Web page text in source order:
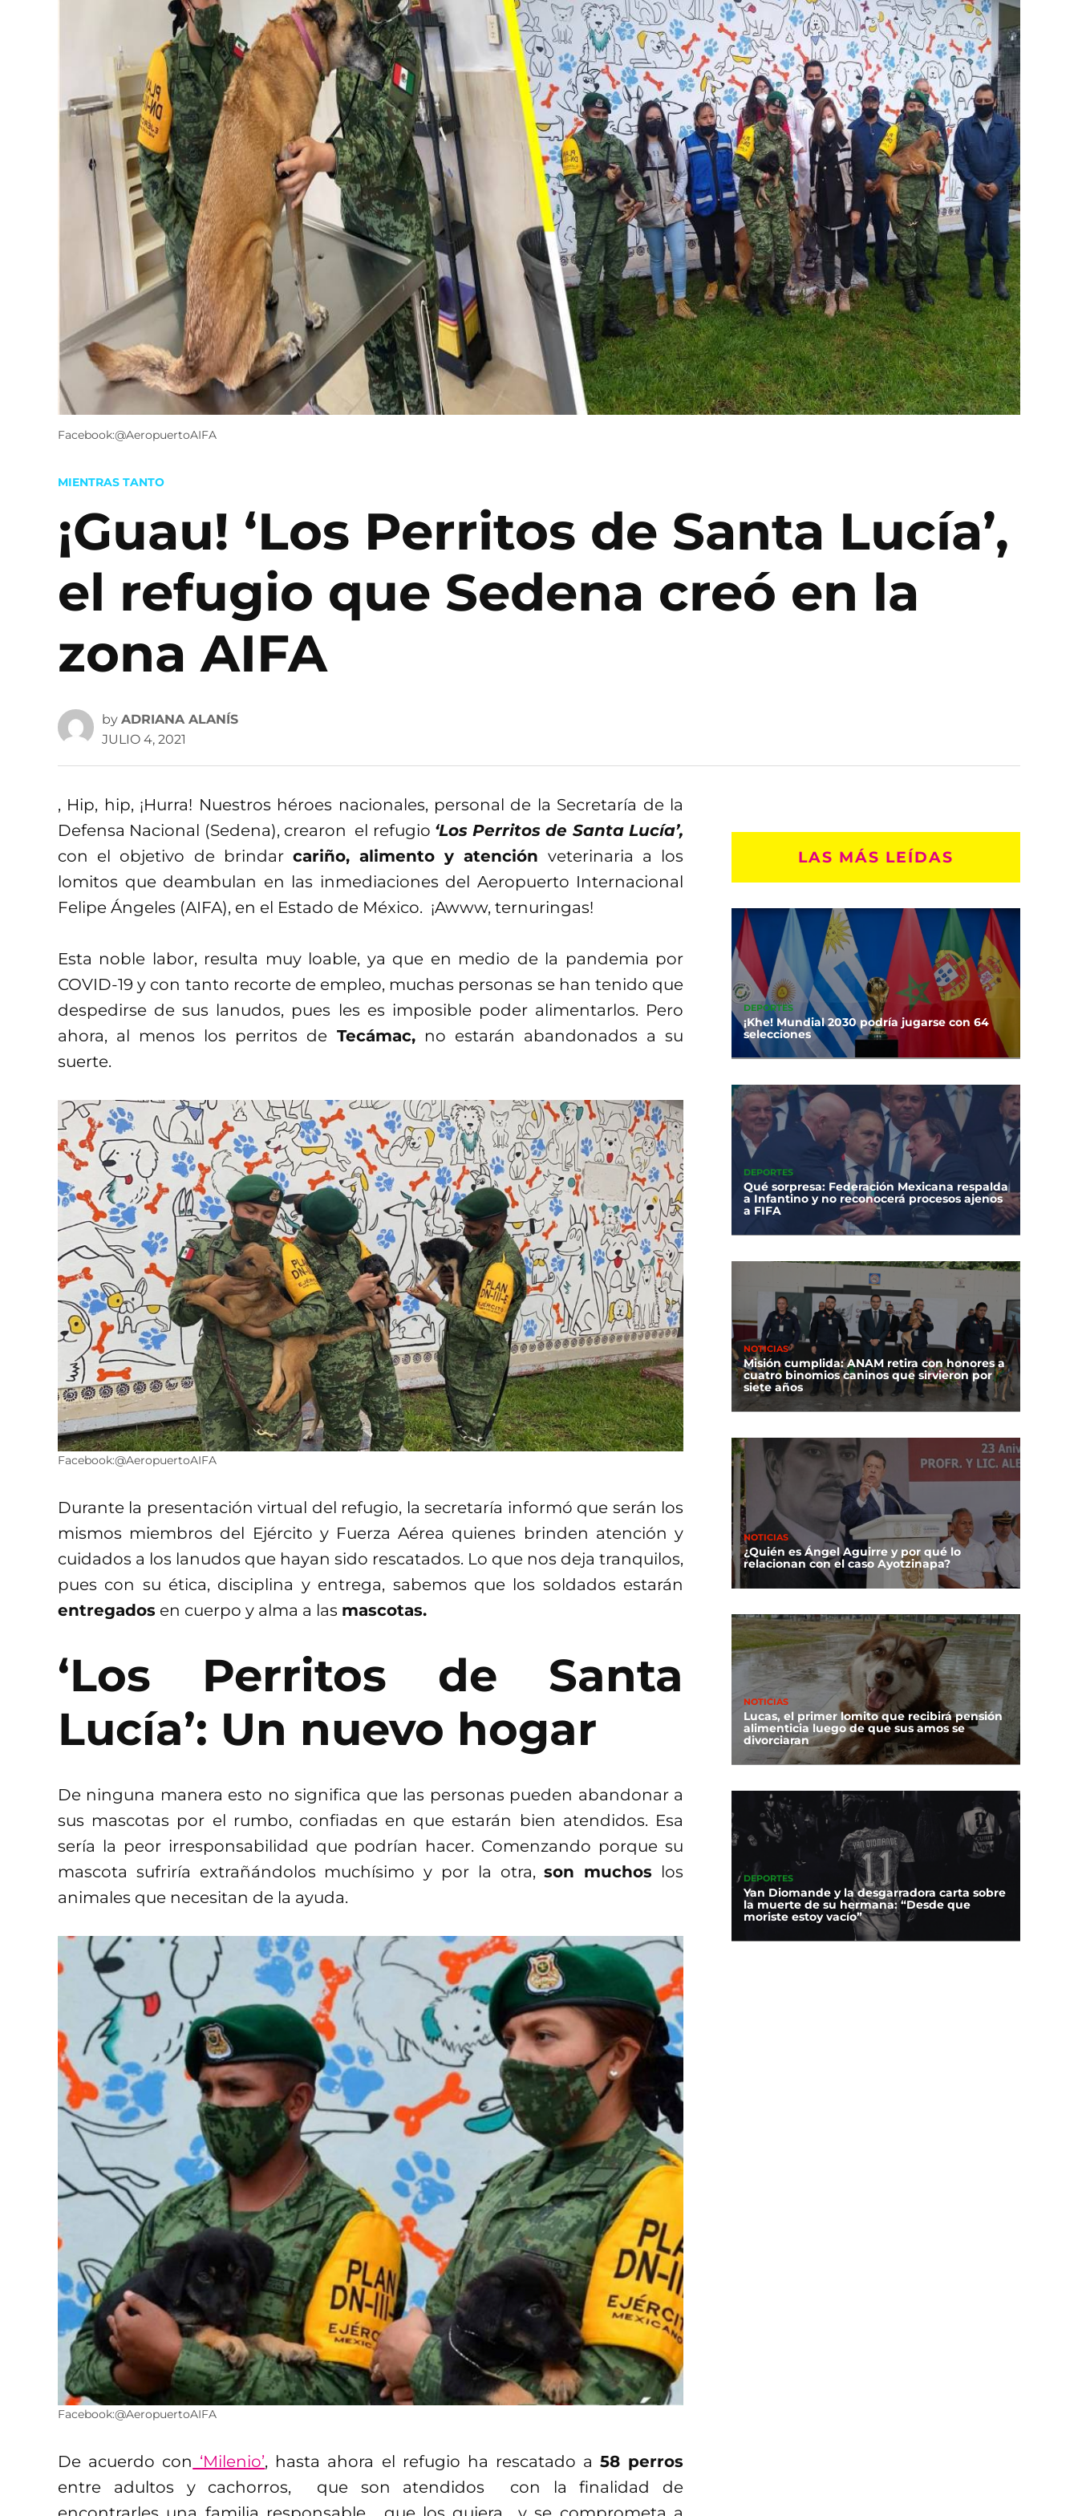
Facebook:@AeropuertoAIFA
POSTED
MIENTRAS TANTO
¡Guau! ‘Los Perritos de Santa Lucía’,
el refugio que Sedena creó en la
zona AIFA
by ADRIANA ALANÍS
JULIO 4, 2021
, Hip, hip, ¡Hurra! Nuestros héroes nacionales, personal de la Secretaría de la
Defensa Nacional (Sedena), crearon el refugio ‘Los Perritos de Santa Lucía’,
con el objetivo de brindar cariño, alimento y atención veterinaria a los
lomitos que deambulan en las inmediaciones del Aeropuerto Internacional
Felipe Ángeles (AIFA), en el Estado de México. ¡Awww, ternuringas!
Esta noble labor, resulta muy loable, ya que en medio de la pandemia por
COVID-19 y con tanto recorte de empleo, muchas personas se han tenido que
despedirse de sus lanudos, pues les es imposible poder alimentarlos. Pero
ahora, al menos los perritos de Tecámac, no estarán abandonados a su
suerte.
Facebook:@AeropuertoAIFA
Durante la presentación virtual del refugio, la secretaría informó que serán los
mismos miembros del Ejército y Fuerza Aérea quienes brinden atención y
cuidados a los lanudos que hayan sido rescatados. Lo que nos deja tranquilos,
pues con su ética, disciplina y entrega, sabemos que los soldados estarán
entregados en cuerpo y alma a las mascotas.
‘Los Perritos de Santa
Lucía’: Un nuevo hogar
De ninguna manera esto no significa que las personas pueden abandonar a
sus mascotas por el rumbo, confiadas en que estarán bien atendidos. Esa
sería la peor irresponsabilidad que podrían hacer. Comenzando porque su
mascota sufriría extrañándolos muchísimo y por la otra,son muchos los
animales que necesitan de la ayuda.
Facebook:@AeropuertoAIFA
De acuerdo con ‘Milenio’, hasta ahora el refugio ha rescatado a 58 perros
entre adultos y cachorros, que son atendidos con la finalidad de
LAS MÁS LEÍDAS
DEPORTES
¡Khe! Mundial 2030 podría jugarse con 64
selecciones
DEPORTES
Qué sorpresa: Federación Mexicana respalda
a Infantino y no reconocerá procesos ajenos
a FIFA
NOTICIAS
Misión cumplida: ANAM retira con honores a
cuatro binomios caninos que sirvieron por
siete años
NOTICIAS
¿Quién es Ángel Aguirre y por qué lo
relacionan con el caso Ayotzinapa?
NOTICIAS
Lucas, el primer lomito que recibirá pensión
alimenticia luego de que sus amos se
divorciaran
DEPORTES
Yan Diomande y la desgarradora carta sobre
la muerte de su hermana: “Desde que
moriste estoy vacío”